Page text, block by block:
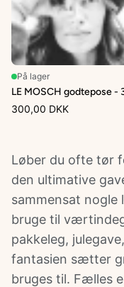
På lager
LE MOSCH godtepose -
300,00 DKK
Løber du ofte tør
den ultimative
sammensat
bruge til
pakkeleg,
fantasien sætter
bruges til. Fælles